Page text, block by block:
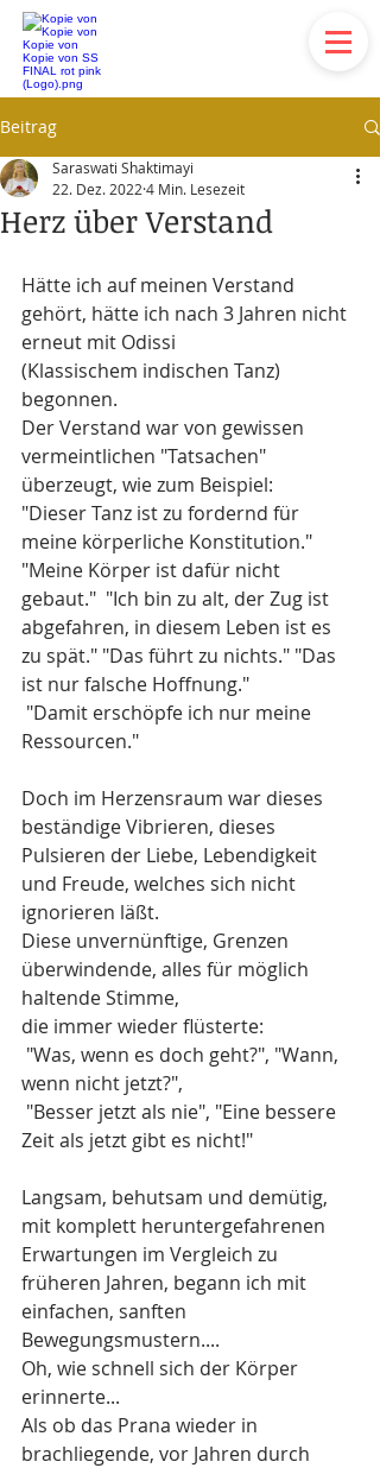
Beitrag
Herz über Verstand
Saraswati Shaktimayi
22. Dez. 2022 4 Min. Lesezeit
Hätte ich auf meinen Verstand
gehört, hätte ich nach 3 Jahren nicht
erneut mit Odissi
(Klassischem indischen Tanz)
begonnen.
Der Verstand war von gewissen
vermeintlichen "Tatsachen"
überzeugt, wie zum Beispiel:
"Dieser Tanz ist zu fordernd für
meine körperliche Konstitution."
"Meine Körper ist dafür nicht
gebaut."  "Ich bin zu alt, der Zug ist
abgefahren, in diesem Leben ist es
zu spät." "Das führt zu nichts." "Das
ist nur falsche Hoffnung."
Ressourcen."
Doch im Herzensraum war dieses
beständige Vibrieren, dieses
Pulsieren der Liebe, Lebendigkeit
und Freude, welches sich nicht
ignorieren läßt.
Diese unvernünftige, Grenzen
überwindende, alles für möglich
haltende Stimme,
die immer wieder flüsterte:
wenn nicht jetzt?",
Zeit als jetzt gibt es nicht!"
Langsam, behutsam und demütig,
mit komplett heruntergefahrenen
Erwartungen im Vergleich zu
früheren Jahren, begann ich mit
einfachen, sanften
Bewegungsmustern....
Oh, wie schnell sich der Körper
erinnerte...
Als ob das Prana wieder in
brachliegende, vor Jahren durch